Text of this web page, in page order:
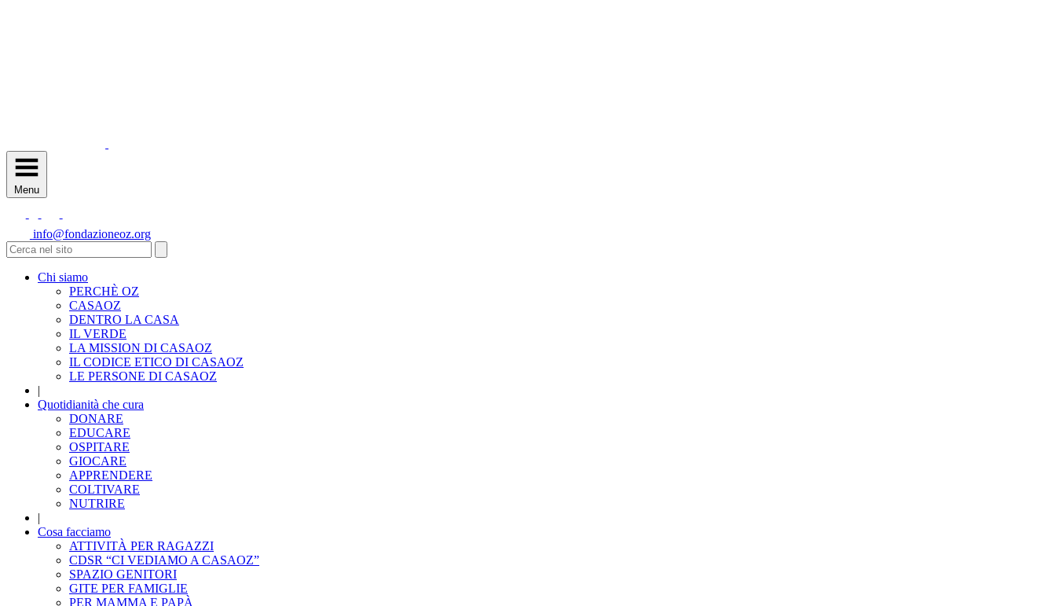
Menu
info@fondazioneoz.org
Chi siamo
PERCHÈ OZ
CASAOZ
DENTRO LA CASA
IL VERDE
LA MISSION DI CASAOZ
IL CODICE ETICO DI CASAOZ
LE PERSONE DI CASAOZ
|
Quotidianità che cura
DONARE
EDUCARE
OSPITARE
GIOCARE
APPRENDERE
COLTIVARE
NUTRIRE
|
Cosa facciamo
ATTIVITÀ PER RAGAZZI
CDSR “CI VEDIAMO A CASAOZ”
SPAZIO GENITORI
GITE PER FAMIGLIE
PER MAMMA E PAPÀ